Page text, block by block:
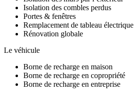
Isolation des combles perdus
Portes & fenêtres
Remplacement de tableau électrique
Rénovation globale
Le véhicule
Borne de recharge en maison
Borne de recharge en copropriété
Borne de recharge en entreprise